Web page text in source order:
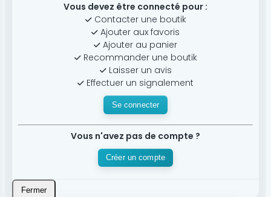
Vous devez être connecté pour :
Contacter une boutik
Ajouter aux favoris
Ajouter au panier
Recommander une boutik
Laisser un avis
Effectuer un signalement
Se connecter
Vous n'avez pas de compte ?
Créer un compte
Fermer